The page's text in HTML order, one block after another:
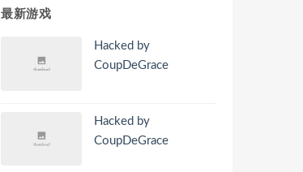
最新游戏
Hacked by
CoupDeGrace
Hacked by
CoupDeGrace